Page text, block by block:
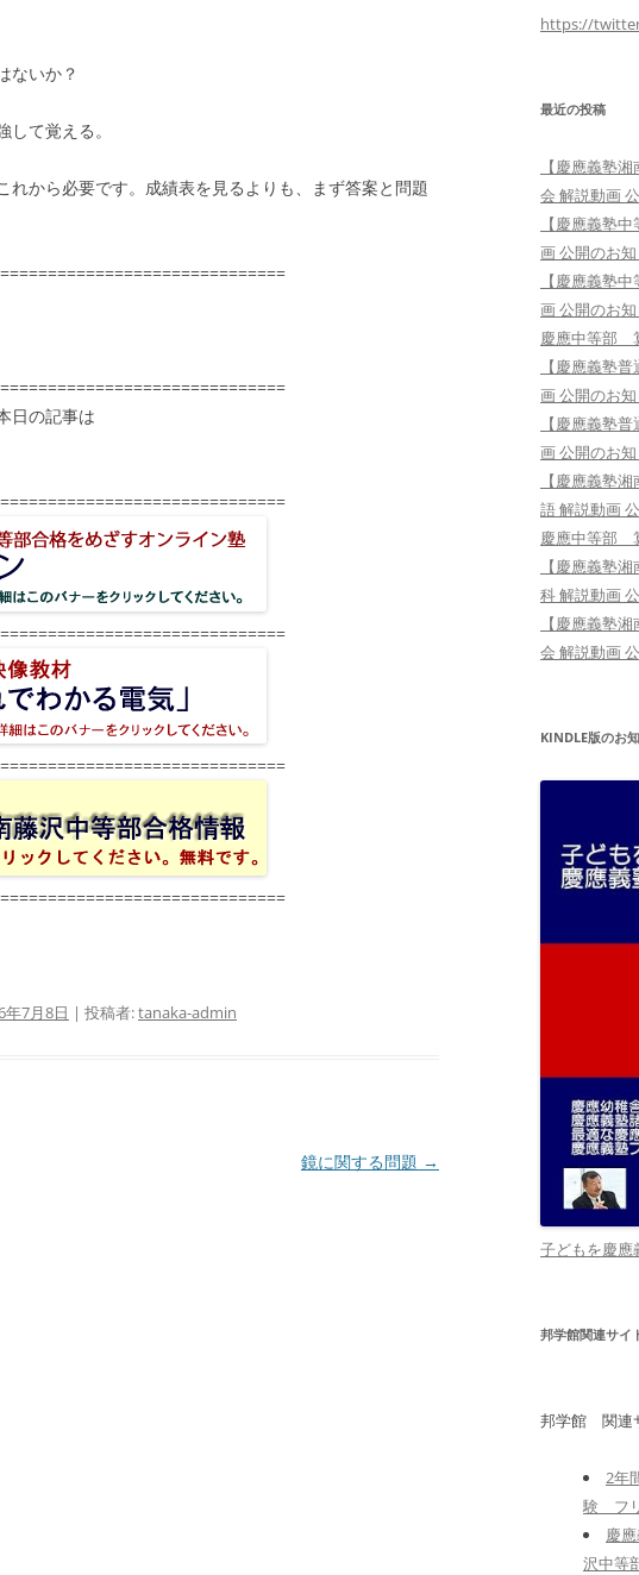
ないか？
て覚える。
れから必要です。成績表を見るよりも、まず答案と問題
日の記事は
年7月8日 | 投稿者:tanaka-admin
鏡に関する問題 →
https://
最近の投稿
【慶應義塾
会 解説動画
【慶應義塾
画 公開のお
【慶應義塾
画 公開のお
慶應中等部
【慶應義塾
画 公開のお
【慶應義塾
画 公開のお
【慶應義塾
語 解説動画
慶應中等部
【慶應義塾
科 解説動画
【慶應義塾
会 解説動画
KINDLE版のお
子どもを慶應
邦学館関連サイ
邦学館 関連
2年
験 フ
慶
沢中等